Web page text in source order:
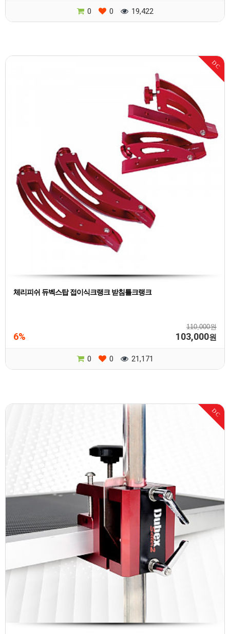
0 0 19,422
DC
체리피쉬 듀벡스탑 접이식크랭크 받침틀크랭크
110,000원
6% 103,000원
0 0 21,171
DC